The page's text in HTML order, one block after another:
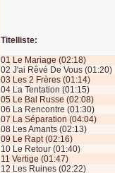
Titelliste:
01 Le Mariage (02:18)
02 J'ai Rêvé De Vous (01:20)
03 Les 2 Frères (01:14)
04 La Tentation (01:15)
05 Le Bal Russe (02:08)
06 La Rencontre (01:30)
07 La Séparation (04:04)
08 Les Amants (02:13)
09 Le Rapt (02:16)
10 Le Retour (01:40)
11 Vertige (01:47)
12 Les Ruines (02:22)